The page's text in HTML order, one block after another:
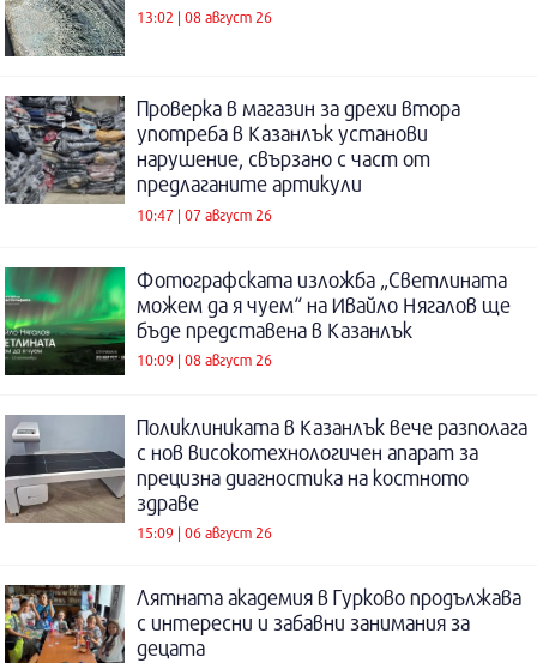
13:02 | 08 август 26
Проверка в магазин за дрехи втора
употреба в Казанлък установи
нарушение, свързано с част от
предлаганите артикули
10:47 | 07 август 26
Фотографската изложба „Светлината
можем да я чуем“ на Ивайло Нягалов ще
бъде представена в Казанлък
10:09 | 08 август 26
Поликлиниката в Казанлък вече разполага
с нов високотехнологичен апарат за
прецизна диагностика на костното
здраве
15:09 | 06 август 26
Лятната академия в Гурково продължава
с интересни и забавни занимания за
децата